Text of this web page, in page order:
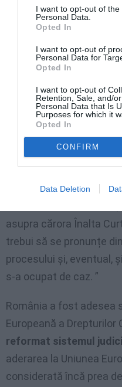
I want to opt-out of the
Personal Data.
Opted In
I want to opt-out of
Personal Data for
Opted In
I want to opt-out of
Retention, Sale, and/
Personal Data that Is
Purposes for which it
Opted In
CONFIRM
Data Deletion
de biroul meu.
merge la închisoare:
avocatul meu pentru a
ar fi spus Alina Bica
Judecătorii
Mattencini) au apreciat
„Doamna Bica vrea să
asupra cărora Înalta
trebui să se pronunțe
procesului și, eventual,
s-a ocupat de caz. ”
România a fost adesea
Europeană a Drepturilor
reformat sistemul
aderarea la Uniunea
considerată încă prea